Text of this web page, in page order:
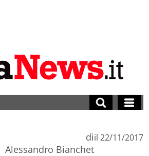
di
Alessandro Bianchet
il 22/11/2017